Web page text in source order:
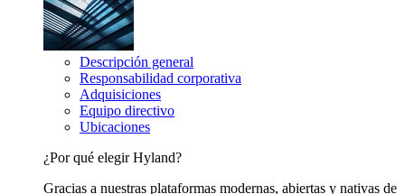
Descripción general
Responsabilidad corporativa
Adquisiciones
Equipo directivo
Ubicaciones
¿Por qué elegir Hyland?
Gracias a nuestras plataformas modernas, abiertas y nativas de